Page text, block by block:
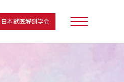
日本獣医解剖学会